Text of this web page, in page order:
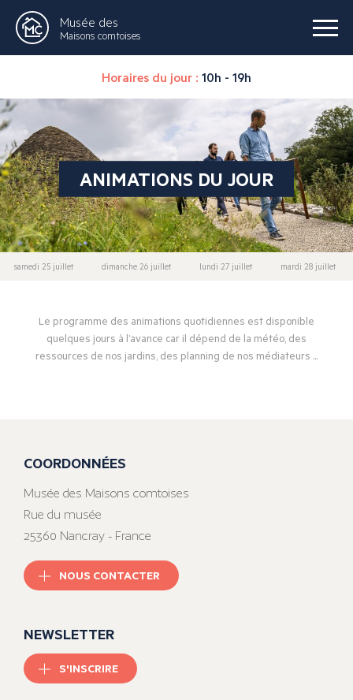
Musée des
Maisons comtoises
Horaires du jour : 10h - 19h
ANIMATIONS DU JOUR
samedi 25 juillet dimanche 26 juillet lundi 27 juillet mardi 28 juillet
Le programme des animations quotidiennes est disponible
quelques jours à l’avance car il dépend de la météo, des
ressources de nos jardins, des planning de nos médiateurs ...
COORDONNÉES
Musée des Maisons comtoises
Rue du musée
25360 Nancray - France
NOUS CONTACTER
NEWSLETTER
S'INSCRIRE